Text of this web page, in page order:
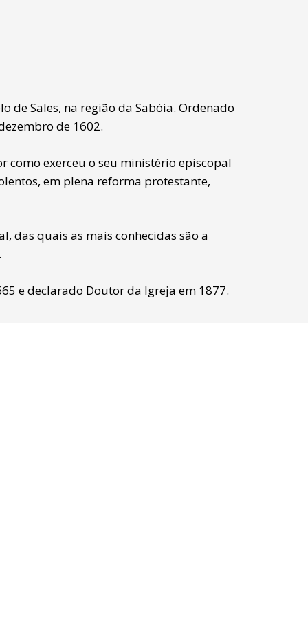
de Sales, na região da Sabóia. Ordenado
de 1602.
como exerceu o seu ministério episcopal
em plena reforma protestante,
das quais as mais conhecidas são a
e declarado Doutor da Igreja em 1877.